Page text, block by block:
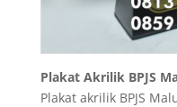
Plakat Akrilik BPJS
Plakat akrilik BPJS